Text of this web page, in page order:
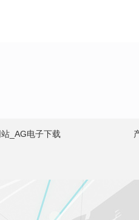
_AG电子下载